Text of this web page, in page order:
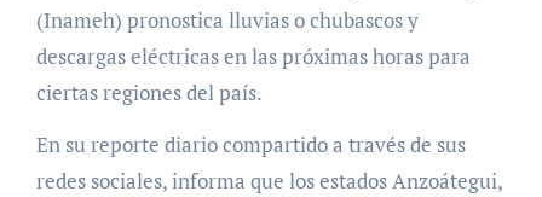
(Inameh) pronostica lluvias o chubascos y
descargas eléctricas en las próximas horas para
ciertas regiones del país.
En su reporte diario compartido a través de sus
redes sociales, informa que los estados Anzoátegui,